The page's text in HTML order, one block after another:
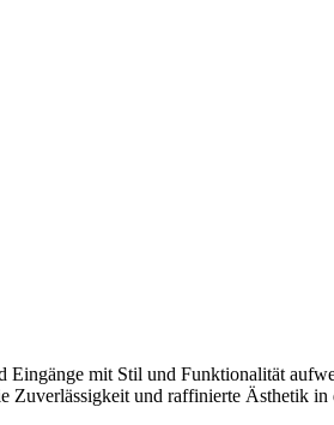
mit Stil und Funktionalität
und raffinierte Ästhetik in